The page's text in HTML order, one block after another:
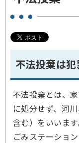
不法投棄は犯
不法投棄とは、
に処分せず、河
含む）をいいます
ごみステーショ